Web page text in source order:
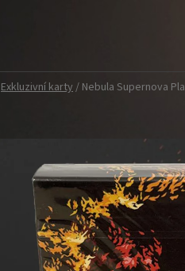
Exkluzivní karty/ Nebula Supernova